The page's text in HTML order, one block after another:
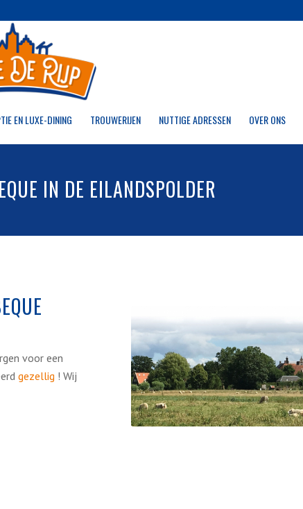
EN LUXE-DINING TROUWERIJEN NUTTIGE ADRESSEN OVER ONS
IN DE EILANDSPOLDER
voor een
gezellig ! Wij